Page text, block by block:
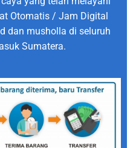
Otomatis / Jam Digital
dan musholla di seluruh
Sumatera.